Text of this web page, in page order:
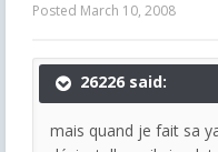
Posted March 10, 2008
26226 said:
mais quand je fait sa